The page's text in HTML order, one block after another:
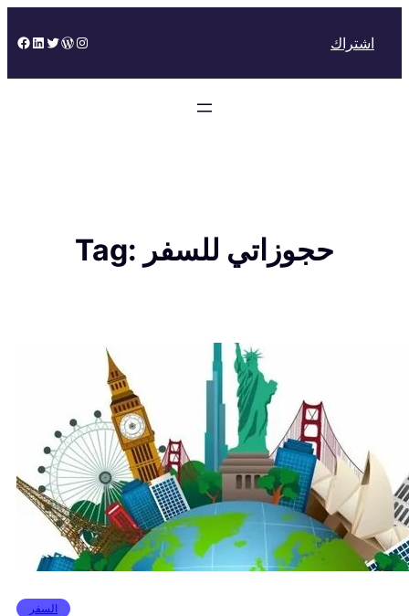
to
Facebook
LinkedIn
Twitter
WordPress
Instagram اشتراك
Tag: حجوزاتي للسفر
السفر